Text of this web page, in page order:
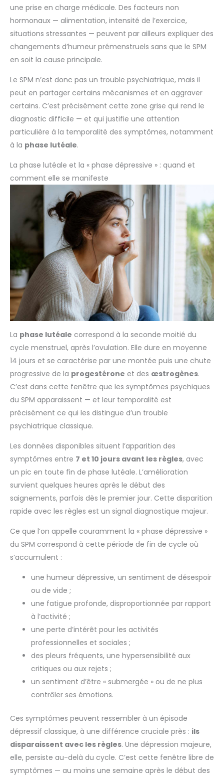
une prise en charge médicale. Des facteurs non
hormonaux — alimentation, intensité de l’exercice,
situations stressantes — peuvent par ailleurs expliquer des
changements d’humeur prémenstruels sans que le SPM
en soit la cause principale.
Le SPM n’est donc pas un trouble psychiatrique, mais il
peut en partager certains mécanismes et en aggraver
certains. C’est précisément cette zone grise qui rend le
diagnostic difficile — et qui justifie une attention
particulière à la temporalité des symptômes, notamment
à la phase lutéale.
La phase lutéale et la « phase dépressive » : quand et
comment elle se manifeste
La phase lutéale correspond à la seconde moitié du
cycle menstruel, après l’ovulation. Elle dure en moyenne
14 jours et se caractérise par une montée puis une chute
progressive de la progestérone et des œstrogènes.
C’est dans cette fenêtre que les symptômes psychiques
du SPM apparaissent — et leur temporalité est
précisément ce qui les distingue d’un trouble
psychiatrique classique.
Les données disponibles situent l’apparition des
symptômes entre 7 et 10 jours avant les règles, avec
un pic en toute fin de phase lutéale. L’amélioration
survient quelques heures après le début des
saignements, parfois dès le premier jour. Cette disparition
rapide avec les règles est un signal diagnostique majeur.
Ce que l’on appelle couramment la « phase dépressive »
du SPM correspond à cette période de fin de cycle où
s’accumulent :
une humeur dépressive, un sentiment de désespoir
ou de vide ;
une fatigue profonde, disproportionnée par rapport
à l’activité ;
une perte d’intérêt pour les activités
professionnelles et sociales ;
des pleurs fréquents, une hypersensibilité aux
critiques ou aux rejets ;
un sentiment d’être « submergée » ou de ne plus
contrôler ses émotions.
Ces symptômes peuvent ressembler à un épisode
dépressif classique, à une différence cruciale près : ils
disparaissent avec les règles. Une dépression majeure,
elle, persiste au-delà du cycle. C’est cette fenêtre libre de
symptômes — au moins une semaine après le début des